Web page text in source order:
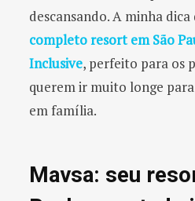
descansando. A minha
completo resort em São
Inclusive, perfeito para os
querem ir muito longe
em família.
Mavsa: seu